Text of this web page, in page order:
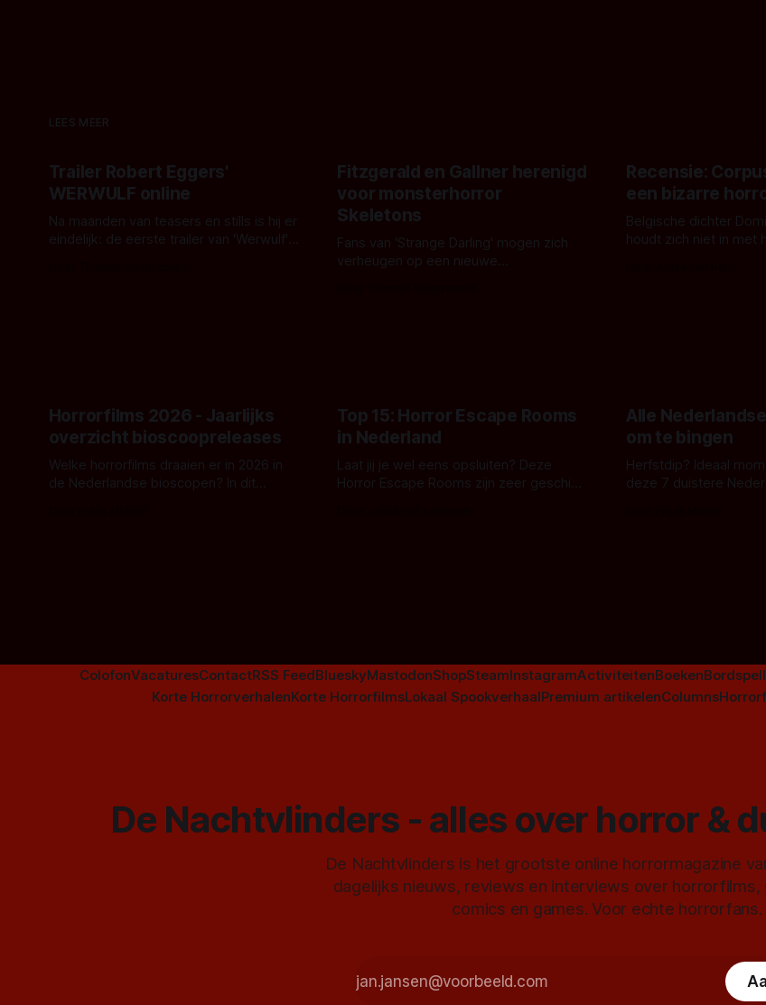
LEES MEER
Trailer Robert Eggers'
WERWULF online
Na maanden van teasers en stills is hij er
eindelijk: de eerste trailer van 'Werwulf'.
Fitzgerald en Gallner herenigd
voor monsterhorror
Skeletons
Fans van 'Strange Darling' mogen zich
verheugen op een nieuwe
Recensie:
een bizarre
Belgische dichter
houdt zich niet in met
Horrorfilms 2026 - Jaarlijks
overzicht bioscoopreleases
Welke horrorfilms draaien er in 2026 in
de Nederlandse bioscopen? In dit
Top 15: Horror Escape Rooms
in Nederland
Laat jij je wel eens opsluiten? Deze
Horror Escape Rooms zijn zeer geschikt
Alle
om te bingen
Herfstdip? Ideaal
deze 7 duistere
ColofonVacaturesContactRSS FeedBlueskyMastodonShopSteamInstagramActiviteitenBoeken
Korte HorrorverhalenKorte HorrorfilmsLokaal SpookverhaalPremium artikelenColumns
De Nachtvlinders - alles over horror &
De Nachtvlinders is het grootste online horrormagazine
dagelijks nieuws, reviews en interviews over horrorfilms,
comics en games. Voor echte horrorfans.